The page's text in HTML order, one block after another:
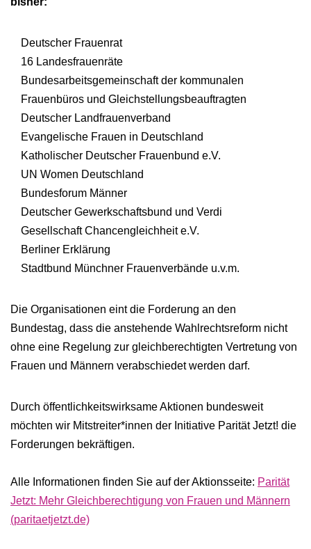
Deutscher Frauenrat
16 Landesfrauenräte
Bundesarbeitsgemeinschaft der kommunalen
Frauenbüros und Gleichstellungsbeauftragten
Deutscher Landfrauenverband
Evangelische Frauen in Deutschland
Katholischer Deutscher Frauenbund e.V.
UN Women Deutschland
Bundesforum Männer
Deutscher Gewerkschaftsbund und Verdi
Gesellschaft Chancengleichheit e.V.
Berliner Erklärung
Stadtbund Münchner Frauenverbände u.v.m.
Die Organisationen eint die Forderung an den
Bundestag, dass die anstehende Wahlrechtsreform nicht
ohne eine Regelung zur gleichberechtigten Vertretung von
Frauen und Männern verabschiedet werden darf.
Durch öffentlichkeitswirksame Aktionen bundesweit
möchten wir Mitstreiter*innen der Initiative Parität Jetzt! die
Forderungen bekräftigen.
Alle Informationen finden Sie auf der Aktionsseite: Parität
Jetzt: Mehr Gleichberechtigung von Frauen und Männern
(paritaetjetzt.de)